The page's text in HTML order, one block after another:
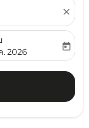
close
labelreturn-date-
. 2026
today